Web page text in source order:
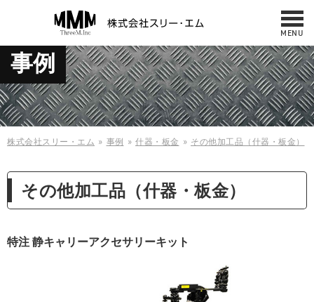
MENU
お問い合わせ
042-487-7860
10:00 - 17:00 （平日／日曜／祝日）
NEWS
サービス・製品
ケース
什器・板金
縫製製品
会社概要・アクセス
採用情報
お問い合わせ
事例
株式会社スリー・エム 事例 什器・板金 その他加工品（什器・板金）
その他加工品（什器・板金）
特注 静キャリーアクセサリーキット